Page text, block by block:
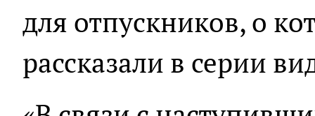
для отпускников, о
рассказали в серии